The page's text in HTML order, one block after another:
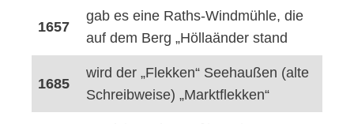
1657
gab es eine Raths-Windmühle, die
auf dem Berg „Höllaänder stand
1685
wird der „Flekken“ Seehaußen (alte
Schreibweise) „Marktflekken“